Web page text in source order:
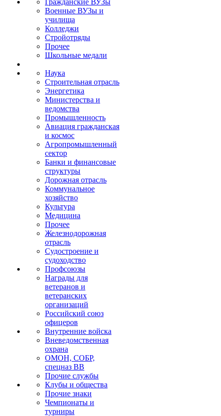
Гражданские ВУЗы
Военные ВУЗы и
училища
Колледжи
Стройотряды
Прочее
Школьные медали
Наука
Строительная отрасль
Энергетика
Министерства и
ведомства
Промышленность
Авиация гражданская
и космос
Агропромышленный
сектор
Банки и финансовые
структуры
Дорожная отрасль
Коммунальное
хозяйство
Культура
Медицина
Прочее
Железнодорожная
отрасль
Судостроение и
судоходство
Профсоюзы
Награды для
ветеранов и
ветеранских
организаций
Российский союз
офицеров
Внутренние войска
Вневедомственная
охрана
ОМОН, СОБР,
спецназ ВВ
Прочие службы
Клубы и общества
Прочие знаки
Чемпионаты и
турниры